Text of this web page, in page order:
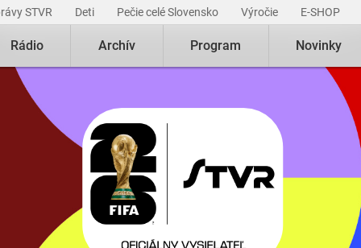
STVR Deti Pečie celé Slovensko Výročie E-SHOP
Rádio Archív Program Novinky